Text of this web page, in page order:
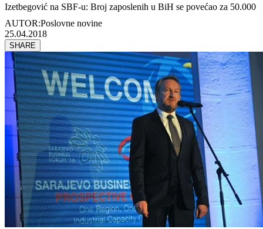
Izetbegović na SBF-u: Broj zaposlenih u BiH se povećao za 50.000
AUTOR:Poslovne novine
25.04.2018
SHARE